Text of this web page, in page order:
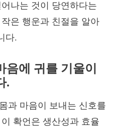
나는 것이 당연하다는
은 행운과 친절을 알아
다.
음에 귀를 기울이
.
과 마음이 보내는 신호를
확언은 생산성과 효율